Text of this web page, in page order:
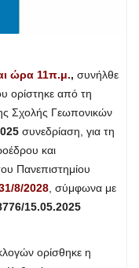
ώρα 11π.μ., συνήλθε
ορίστηκε από τη
Σχολής Γεωπονικών
συνεδρίαση, για τη
και
Πανεπιστημίου
8/2028 , σύμφωνα με
15.05.2025
ορίσθηκε η